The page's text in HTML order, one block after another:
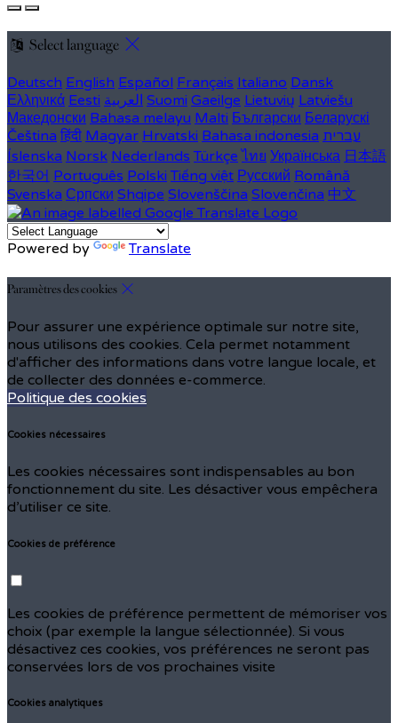
Select language
Deutsch English Español Français Italiano Dansk
Ελληνικά Eesti العربية Suomi Gaeilge Lietuvių Latviešu
Македонски Bahasa melayu Malti Български Беларускі
Čeština हिंदी Magyar Hrvatski Bahasa indonesia עברית
Íslenska Norsk Nederlands Türkçe ไทย Українська 日本語
한국어 Português Polski Tiếng việt Русский Română
Svenska Српски Shqipe Slovenščina Slovenčina 中文
Powered by Translate
Paramètres des cookies
Pour assurer une expérience optimale sur notre site,
nous utilisons des cookies. Cela permet notamment
d'afficher des informations dans votre langue locale, et
de collecter des données e-commerce.
Politique des cookies
Cookies nécessaires
Les cookies nécessaires sont indispensables au bon
fonctionnement du site. Les désactiver vous empêchera
d’utiliser ce site.
Cookies de préférence
Les cookies de préférence permettent de mémoriser vos
choix (par exemple la langue sélectionnée). Si vous
désactivez ces cookies, vos préférences ne seront pas
conservées lors de vos prochaines visite
Cookies analytiques